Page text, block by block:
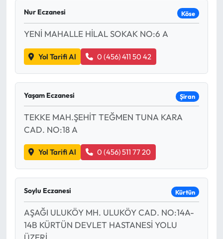
Nur Eczanesi Köse
YENİ MAHALLE HİLAL SOKAK NO:6 A
Yol Tarifi Al 0 (456) 411 50 42
Yaşam Eczanesi Şiran
TEKKE MAH.ŞEHİT TEĞMEN TUNA KARA
CAD. NO:18 A
Yol Tarifi Al 0 (456) 511 77 20
Soylu Eczanesi Kürtün
AŞAĞI ULUKÖY MH. ULUKÖY CAD. NO:14A-
14B KÜRTÜN DEVLET HASTANESİ YOLU
Eğitim
İskilip Haberleri
Kargı Haberleri
Kimdir?
Kültür Sanat
Laçin Haberleri
Magazin